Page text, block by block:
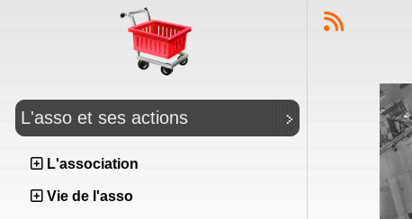
L'asso et ses actions
L'association
Vie de l'asso